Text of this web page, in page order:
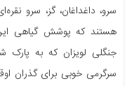
سرو، داغداغان، گز، سرو
هستند که پوشش گیاهی
جنگلی لویزان که به پارک
سرگرمی خوبی برای گذران